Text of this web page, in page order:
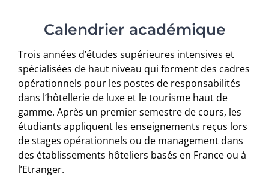
Calendrier académique
Trois années d’études supérieures intensives et
spécialisées de haut niveau qui forment des cadres
opérationnels pour les postes de responsabilités
dans l’hôtellerie de luxe et le tourisme haut de
gamme. Après un premier semestre de cours, les
étudiants appliquent les enseignements reçus lors
de stages opérationnels ou de management dans
des établissements hôteliers basés en France ou à
l’Etranger.